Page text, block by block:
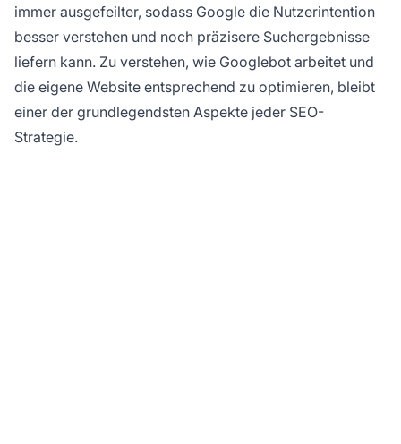
immer ausgefeilter, sodass Google die Nutzerintention
besser verstehen und noch präzisere Suchergebnisse
liefern kann. Zu verstehen, wie Googlebot arbeitet und
die eigene Website entsprechend zu optimieren, bleibt
einer der grundlegendsten Aspekte jeder SEO-
Strategie.